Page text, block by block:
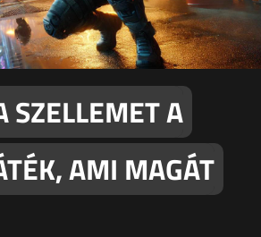
SZELLEMET A
AMI MAGÁT